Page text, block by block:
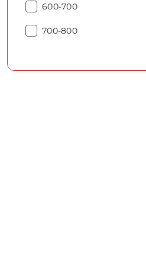
(mm):
Zakres
(mm):
600-700
Zakres
700-800